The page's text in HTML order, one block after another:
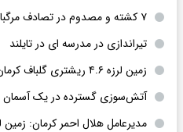
۷ کشته و مصدوم در تصادف مرگبار در اصفهان
تیراندازی در مدرسه ای در تایلند
زمین لرزه ۴.۶ ریشتری گلباف کرمان را لرزاند
​​​​​​​آتش‌سوزی گسترده در یک آسمان